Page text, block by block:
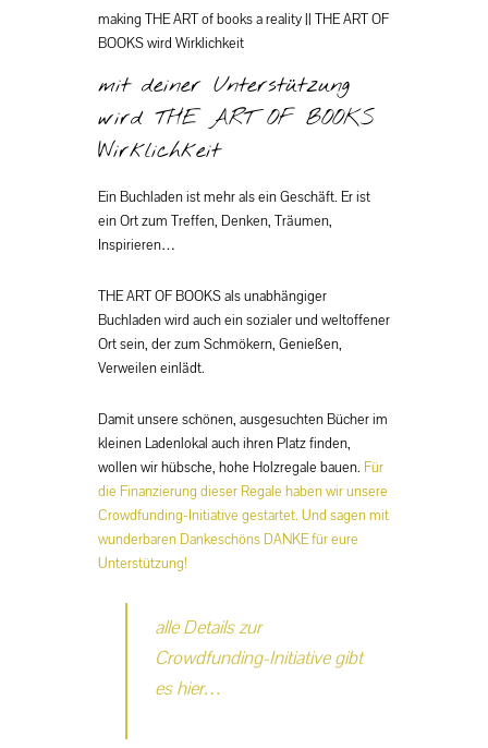
making THE ART of books a reality || THE ART OF
BOOKS wird Wirklichkeit
mit deiner Unterstützung
wird THE ART OF BOOKS
Wirklichkeit
Ein Buchladen ist mehr als ein Geschäft. Er ist
ein Ort zum Treffen, Denken, Träumen,
Inspirieren…
THE ART OF BOOKS als unabhängiger
Buchladen wird auch ein sozialer und weltoffener
Ort sein, der zum Schmökern, Genießen,
Verweilen einlädt.
Damit unsere schönen, ausgesuchten Bücher im
kleinen Ladenlokal auch ihren Platz finden,
wollen wir hübsche, hohe Holzregale bauen. Für
die Finanzierung dieser Regale haben wir unsere
Crowdfunding-Initiative gestartet. Und sagen mit
wunderbaren Dankeschöns DANKE für eure
Unterstützung!
alle Details zur
Crowdfunding-Initiative gibt
es hier…